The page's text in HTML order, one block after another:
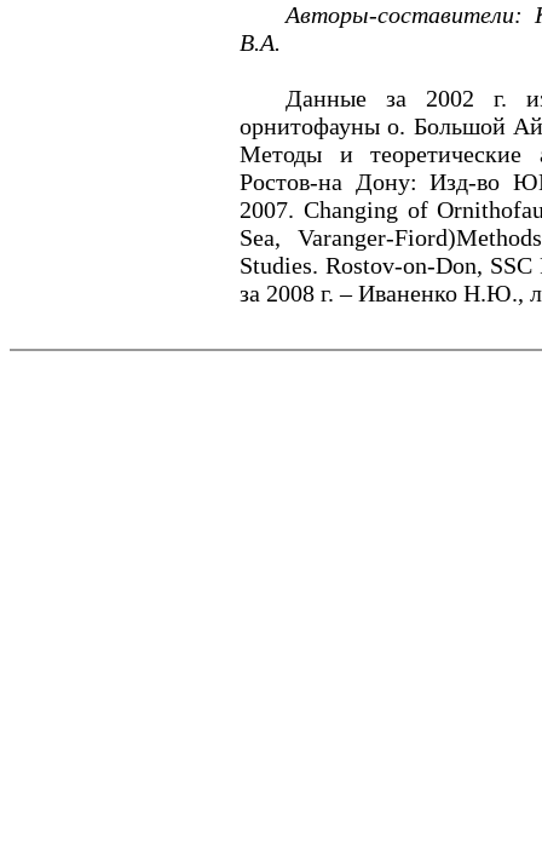
Авторы-составители:
В.А.
Данные за2002 г.
орнитофауны о. Большой
Методы и теоретические
Ростов-на Дону: Изд-во
2007. Changing of
Sea, Varanger-
Studies. Rostov-on-Don,
за 2008 г. – Иваненко Н.Ю.,